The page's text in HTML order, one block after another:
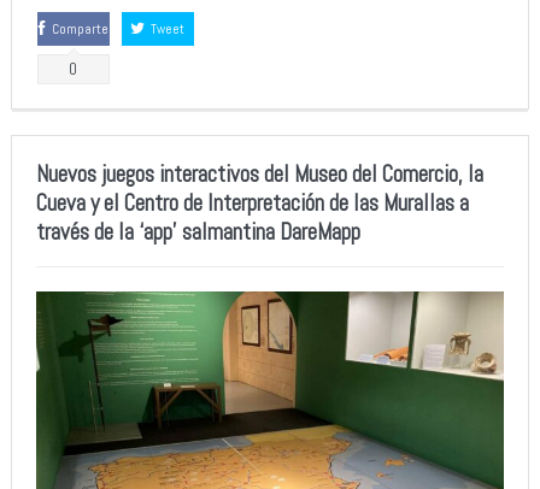
Comparte
0
Tweet
Nuevos juegos interactivos del Museo del Comercio, la
Cueva y el Centro de Interpretación de las Murallas a
través de la ‘app’ salmantina DareMapp